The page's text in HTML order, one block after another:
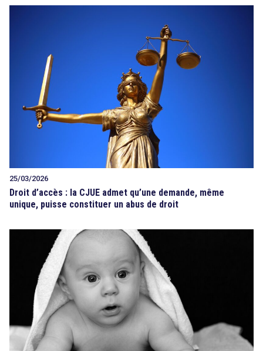
25/03/2026
Droit d’accès : la CJUE admet qu’une demande, même
unique, puisse constituer un abus de droit